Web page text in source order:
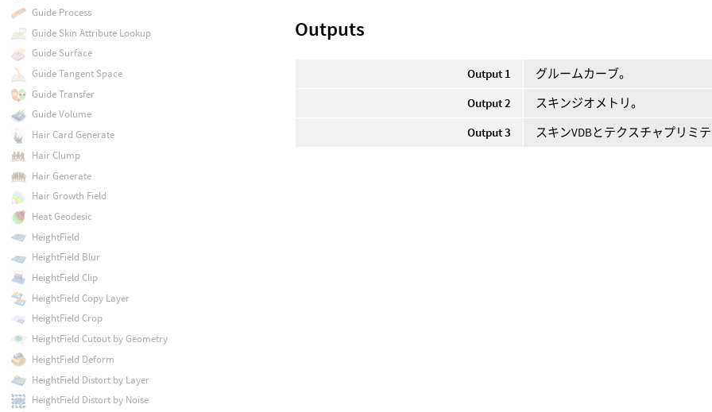
Outputs
Output 1
グルームカーブ。
Output 2
スキンジオメトリ。
Output 3
スキンVDBとテクスチャプリミ
Guide Process
Guide Skin Attribute Lookup
Guide Surface
Guide Tangent Space
Guide Transfer
Guide Volume
Hair Card Generate
Hair Clump
Hair Generate
Hair Growth Field
Heat Geodesic
HeightField
HeightField Blur
HeightField Clip
HeightField Copy Layer
HeightField Crop
HeightField Cutout by Geometry
HeightField Deform
HeightField Distort by Layer
HeightField Distort by Noise